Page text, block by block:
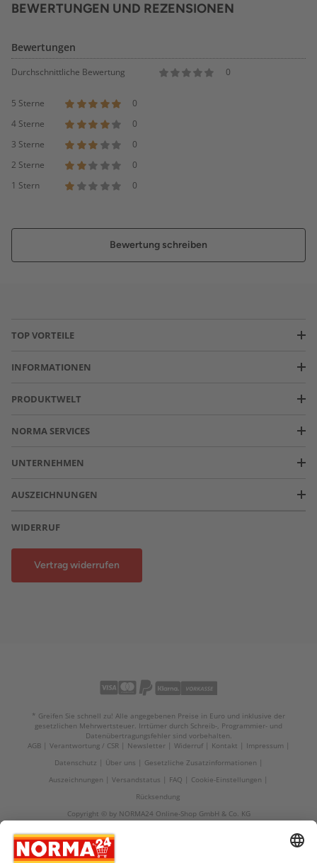
BEWERTUNGEN UND REZENSIONEN
Bewertungen
Durchschnittliche Bewertung 0
5 Sterne
0
4 Sterne
0
3 Sterne
0
2 Sterne
0
1 Stern
0
Bewertung schreiben
TOP VORTEILE
INFORMATIONEN
PRODUKTWELT
NORMA SERVICES
UNTERNEHMEN
AUSZEICHNUNGEN
WIDERRUF
Vertrag widerrufen
* Greifen Sie schnell zu! Alle angegebenen Preise in Euro und inklusive der
gesetzlichen Mehrwertsteuer. Irrtümer durch Schreib-, Programmier- und
Datenübertragungsfehler sind vorbehalten.
AGB
Verantwortung / CSR Newsletter Widerruf Kontakt
Impressum
Datenschutz
Über uns
Gesetzliche Zusatzinformationen
Auszeichnungen
Versandstatus FAQ
Cookie-Einstellungen
Rücksendung
Copyright © by NORMA24 Online-Shop GmbH & Co. KG